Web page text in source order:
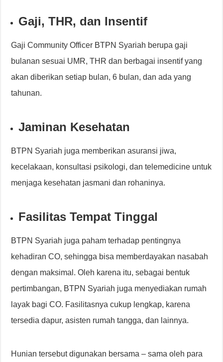
Gaji, THR, dan Insentif
Gaji Community Officer BTPN Syariah berupa gaji
bulanan sesuai UMR, THR dan berbagai insentif yang
akan diberikan setiap bulan, 6 bulan, dan ada yang
tahunan.
Jaminan Kesehatan
BTPN Syariah juga memberikan asuransi jiwa,
kecelakaan, konsultasi psikologi, dan telemedicine untuk
menjaga kesehatan jasmani dan rohaninya.
Fasilitas Tempat Tinggal
BTPN Syariah juga paham terhadap pentingnya
kehadiran CO, sehingga bisa memberdayakan nasabah
dengan maksimal. Oleh karena itu, sebagai bentuk
pertimbangan, BTPN Syariah juga menyediakan rumah
layak bagi CO. Fasilitasnya cukup lengkap, karena
tersedia dapur, asisten rumah tangga, dan lainnya.
Hunian tersebut digunakan bersama – sama oleh para